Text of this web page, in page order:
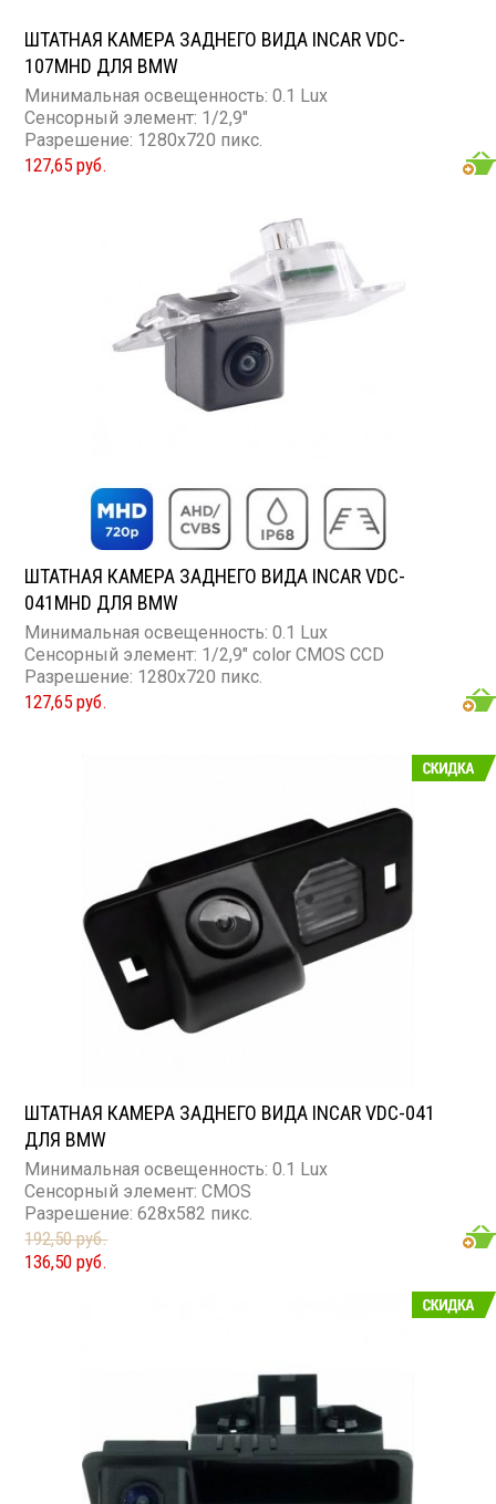
ШТАТНАЯ КАМЕРА ЗАДНЕГО ВИДА INCAR VDC-
107MHD ДЛЯ BMW
Минимальная освещенность: 0.1 Lux
Сенсорный элемент: 1/2,9"
Разрешение: 1280x720 пикс.
127,65 руб.
ШТАТНАЯ КАМЕРА ЗАДНЕГО ВИДА INCAR VDC-
041MHD ДЛЯ BMW
Минимальная освещенность: 0.1 Lux
Сенсорный элемент: 1/2,9" color CMOS CCD
Разрешение: 1280x720 пикс.
127,65 руб.
ШТАТНАЯ КАМЕРА ЗАДНЕГО ВИДА INCAR VDC-041
ДЛЯ BMW
Минимальная освещенность: 0.1 Lux
Сенсорный элемент: CMOS
Разрешение: 628x582 пикс.
192,50 руб.
136,50 руб.